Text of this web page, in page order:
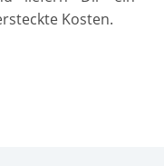
Kosten.